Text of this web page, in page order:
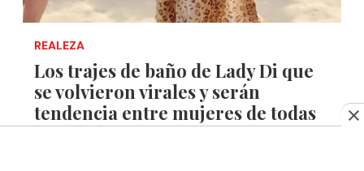
REALEZA
Los trajes de baño de Lady Di que
se volvieron virales y serán
tendencia entre mujeres de todas
las edades este 2024